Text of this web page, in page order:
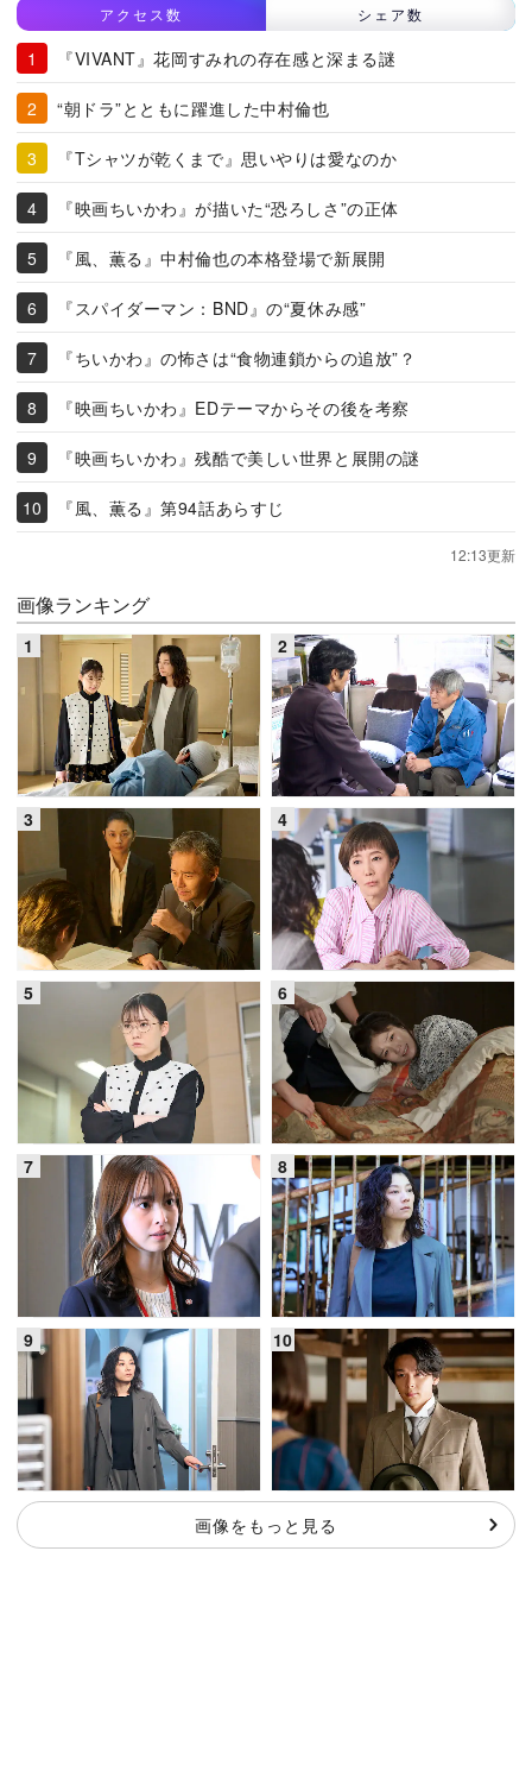
アクセス数 シェア数
『VIVANT』花岡すみれの存在感と深まる謎
“朝ドラ”とともに躍進した中村倫也
『Tシャツが乾くまで』思いやりは愛なのか
『映画ちいかわ』が描いた“恐ろしさ”の正体
『風、薫る』中村倫也の本格登場で新展開
『スパイダーマン：BND』の“夏休み感”
『ちいかわ』の怖さは“食物連鎖からの追放”？
『映画ちいかわ』EDテーマからその後を考察
『映画ちいかわ』残酷で美しい世界と展開の謎
『風、薫る』第94話あらすじ
12:13更新
画像ランキング
画像をもっと見る